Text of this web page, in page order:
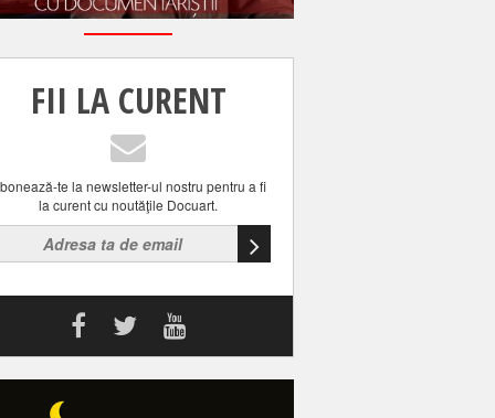
FII LA CURENT
te la newsletter-ul nostru pentru a fi
la curent cu noutăţile Docuart.